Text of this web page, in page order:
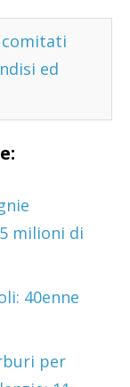
comitati
ed
milioni di
40enne
per